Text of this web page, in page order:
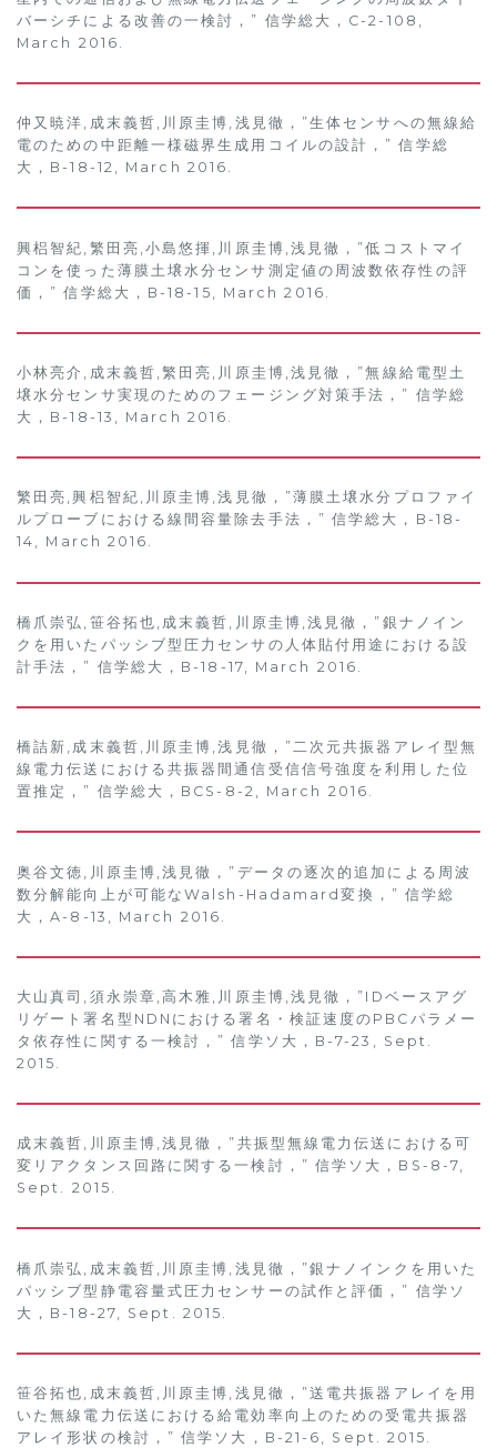
バーシチによる改善の一検討，” 信学総大，C-2-108,
March 2016.
仲又暁洋,成末義哲,川原圭博,浅見徹，”生体センサへの無線給
電のための中距離一様磁界生成用コイルの設計，” 信学総
大，B-18-12, March 2016.
興梠智紀,繁田亮,小島悠揮,川原圭博,浅見徹，”低コストマイ
コンを使った薄膜土壌水分センサ測定値の周波数依存性の評
価，” 信学総大，B-18-15, March 2016.
小林亮介,成末義哲,繁田亮,川原圭博,浅見徹，”無線給電型土
壌水分センサ実現のためのフェージング対策手法，” 信学総
大，B-18-13, March 2016.
繁田亮,興梠智紀,川原圭博,浅見徹，”薄膜土壌水分プロファイ
ルプローブにおける線間容量除去手法，” 信学総大，B-18-
14, March 2016.
橋爪崇弘,笹谷拓也,成末義哲,川原圭博,浅見徹，”銀ナノイン
クを用いたパッシブ型圧力センサの人体貼付用途における設
計手法，” 信学総大，B-18-17, March 2016.
橋詰新,成末義哲,川原圭博,浅見徹，”二次元共振器アレイ型無
線電力伝送における共振器間通信受信信号強度を利用した位
置推定，” 信学総大，BCS-8-2, March 2016.
奥谷文徳,川原圭博,浅見徹，”データの逐次的追加による周波
数分解能向上が可能なWalsh-Hadamard変換，” 信学総
大，A-8-13, March 2016.
大山真司,須永崇章,高木雅,川原圭博,浅見徹，”IDベースアグ
リゲート署名型NDNにおける署名・検証速度のPBCパラメー
タ依存性に関する一検討，” 信学ソ大，B-7-23, Sept.
2015.
成末義哲,川原圭博,浅見徹，”共振型無線電力伝送における可
変リアクタンス回路に関する一検討，” 信学ソ大，BS-8-7,
Sept. 2015.
橋爪崇弘,成末義哲,川原圭博,浅見徹，”銀ナノインクを用いた
パッシブ型静電容量式圧力センサーの試作と評価，” 信学ソ
大，B-18-27, Sept. 2015.
笹谷拓也,成末義哲,川原圭博,浅見徹，”送電共振器アレイを用
いた無線電力伝送における給電効率向上のための受電共振器
アレイ形状の検討，” 信学ソ大，B-21-6, Sept. 2015.